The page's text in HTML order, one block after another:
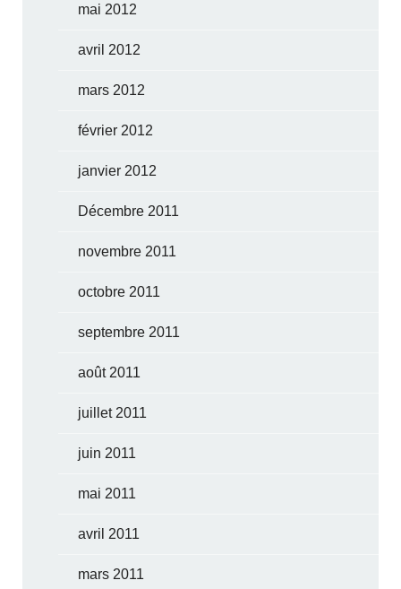
mai 2012
avril 2012
mars 2012
février 2012
janvier 2012
Décembre 2011
novembre 2011
octobre 2011
septembre 2011
août 2011
juillet 2011
juin 2011
mai 2011
avril 2011
mars 2011